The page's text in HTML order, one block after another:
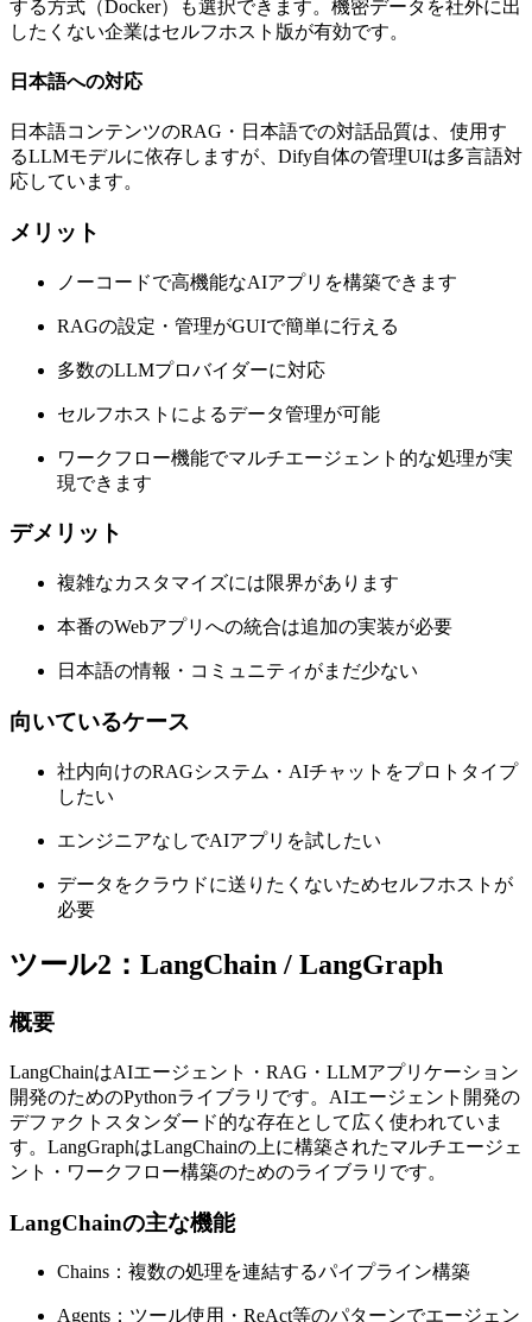
する方式（Docker）も選択できます。機密データを社外に出
したくない企業はセルフホスト版が有効です。
日本語への対応
日本語コンテンツのRAG・日本語での対話品質は、使用す
るLLMモデルに依存しますが、Dify自体の管理UIは多言語対
応しています。
メリット
ノーコードで高機能なAIアプリを構築できます
RAGの設定・管理がGUIで簡単に行える
多数のLLMプロバイダーに対応
セルフホストによるデータ管理が可能
ワークフロー機能でマルチエージェント的な処理が実
現できます
デメリット
複雑なカスタマイズには限界があります
本番のWebアプリへの統合は追加の実装が必要
日本語の情報・コミュニティがまだ少ない
向いているケース
社内向けのRAGシステム・AIチャットをプロトタイプ
したい
エンジニアなしでAIアプリを試したい
データをクラウドに送りたくないためセルフホストが
必要
ツール2：LangChain / LangGraph
概要
LangChainはAIエージェント・RAG・LLMアプリケーション
開発のためのPythonライブラリです。AIエージェント開発の
デファクトスタンダード的な存在として広く使われていま
す。LangGraphはLangChainの上に構築されたマルチエージェ
ント・ワークフロー構築のためのライブラリです。
LangChainの主な機能
Chains：複数の処理を連結するパイプライン構築
Agents：ツール使用・ReAct等のパターンでエージェン